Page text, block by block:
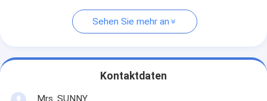
Sehen Sie mehr an
Kontaktdaten
Mrs. SUNNY